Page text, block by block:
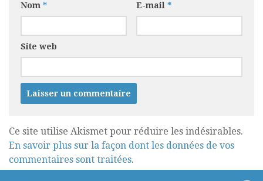
Nom * E-mail *
Site web
Ce site utilise Akismet pour réduire les indésirables.
En savoir plus sur la façon dont les données de vos
commentaires sont traitées.